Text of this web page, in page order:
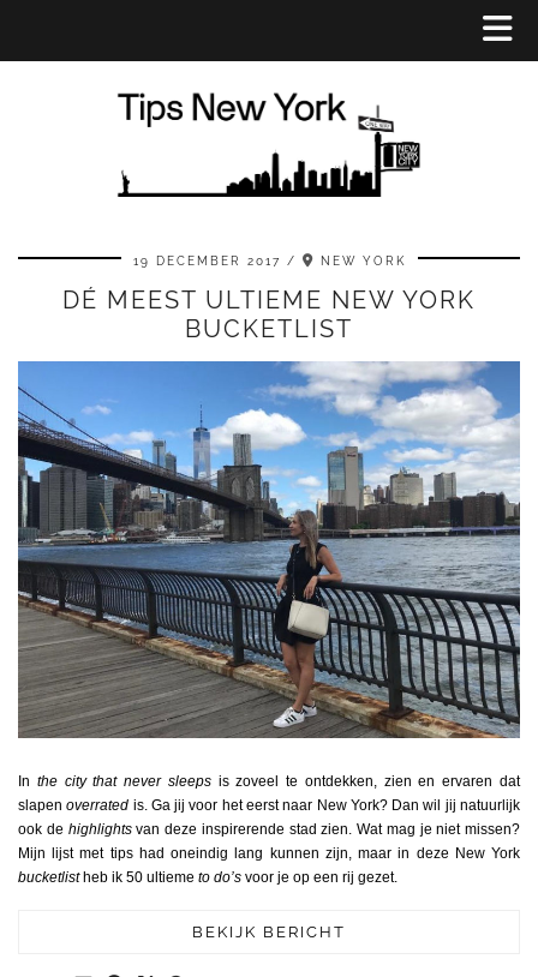
19 DECEMBER 2017 NEW YORK
DÉ MEEST ULTIEME NEW YORK
BUCKETLIST
In the city that never sleepsis zoveel te ontdekken, zien en ervaren dat
slapenoverrated is. Ga jij voor het eerst naar New York? Dan wil jij natuurlijk
ook de highlightsvan deze inspirerende stad zien. Wat mag je niet missen?
Mijn lijst met tips had oneindig lang kunnen zijn, maar in deze New York
bucketlistheb ik 50 ultieme to do’s voor je op een rij gezet.
BEKIJK BERICHT